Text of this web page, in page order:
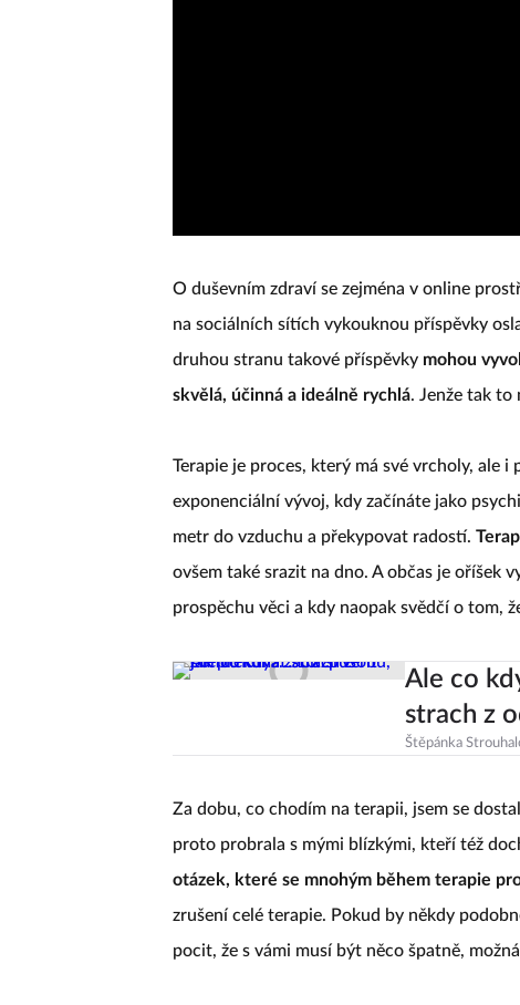
O duševním zdraví se zejména v online
na sociálních sítích vykouknou příspěvky
druhou stranu takové příspěvky mohou
skvělá, účinná a ideálně rychlá. Jenže tak to
Terapie je proces, který má své vrcholy, ale
exponenciální vývoj, kdy začínáte jako
metr do vzduchu a překypovat radostí.
ovšem také srazit na dno. A občas je oříšek
prospěchu věci a kdy naopak svědčí o tom,
Ale co
strach z
Štěpánka
Za dobu, co chodím na terapii, jsem se
proto probrala s mými blízkými, kteří též
otázek, které se mnohým během terapie
zrušení celé terapie. Pokud by někdy
pocit, že s vámi musí být něco špatně,